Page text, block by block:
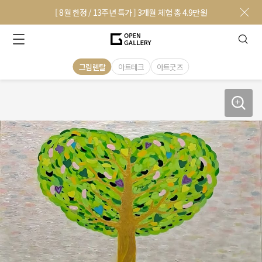
[ 8월 한정 / 13주년 특가 ] 3개월 체험 총 4.9만원
그림렌탈 아트테크 아트굿즈